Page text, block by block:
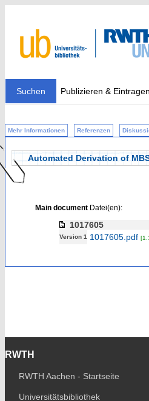
Suchen Publizieren & Eintragen
Mehr Informationen Referenzen
Automated Derivation of
Main documentDatei(en):
1017605
Version 1 1017605.pdf
RWTH
RWTH Aachen - Startseite
Universitätsbibliothek